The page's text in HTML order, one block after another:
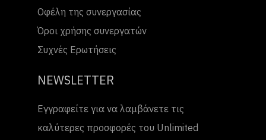
Οφέλη της συνεργασίας
Όροι χρήσης συνεργατών
Συχνές Ερωτήσεις
NEWSLETTER
Εγγραφείτε για να λαμβάνετε τις
καλύτερες προσφορές του Unlimited